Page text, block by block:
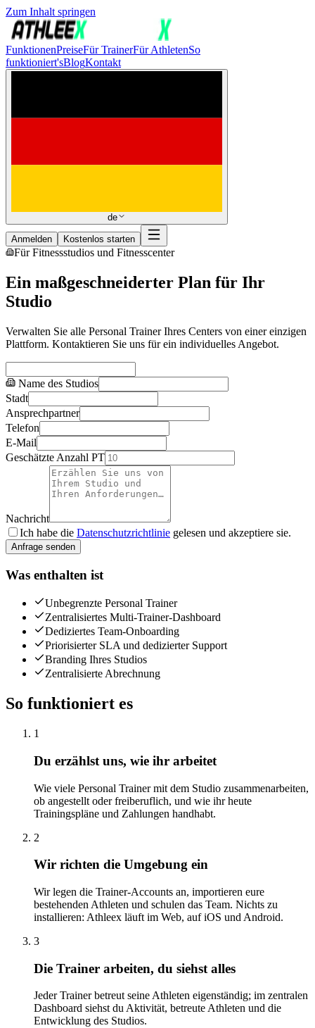
Zum Inhalt springen
FunktionenPreiseFür TrainerFür AthletenSo
funktioniert'sBlogKontakt
de
Anmelden Kostenlos starten
Für Fitnessstudios und Fitnesscenter
Ein maßgeschneiderter Plan für Ihr
Studio
Verwalten Sie alle Personal Trainer Ihres Centers von einer einzigen
Plattform. Kontaktieren Sie uns für ein individuelles Angebot.
Name des Studios
Stadt
Ansprechpartner
Telefon
E-Mail
Geschätzte Anzahl PT
Nachricht
Ich habe die Datenschutzrichtlinie gelesen und akzeptiere sie.
Anfrage senden
Was enthalten ist
Unbegrenzte Personal Trainer
Zentralisiertes Multi-Trainer-Dashboard
Dediziertes Team-Onboarding
Priorisierter SLA und dedizierter Support
Branding Ihres Studios
Zentralisierte Abrechnung
So funktioniert es
1
Du erzählst uns, wie ihr arbeitet
Wie viele Personal Trainer mit dem Studio zusammenarbeiten,
ob angestellt oder freiberuflich, und wie ihr heute
Trainingspläne und Zahlungen handhabt.
2
Wir richten die Umgebung ein
Wir legen die Trainer-Accounts an, importieren eure
bestehenden Athleten und schulen das Team. Nichts zu
installieren: Athleex läuft im Web, auf iOS und Android.
3
Die Trainer arbeiten, du siehst alles
Jeder Trainer betreut seine Athleten eigenständig; im zentralen
Dashboard siehst du Aktivität, betreute Athleten und die
Entwicklung des Studios.